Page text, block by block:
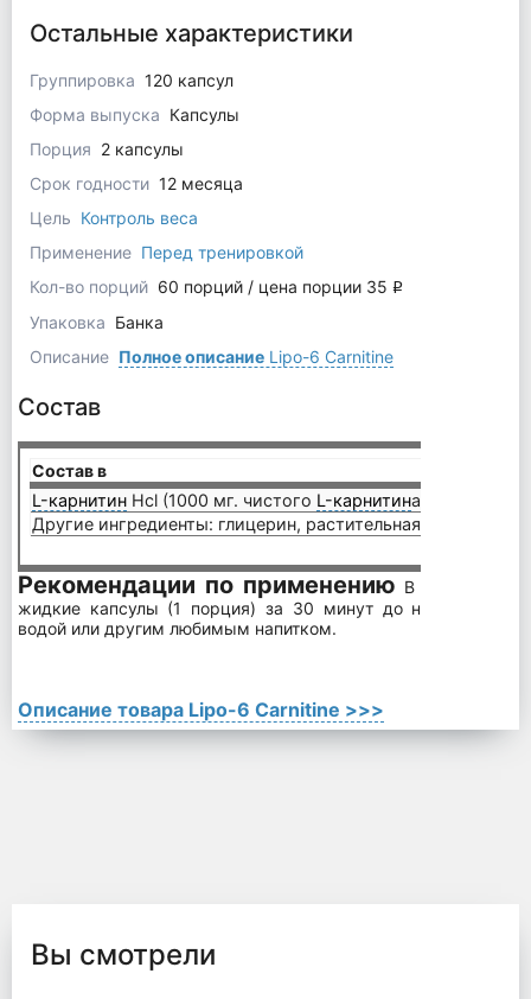
Остальные характеристики
Группировка 120 капсул
Форма выпуска Капсулы
Порция 2 капсулы
Срок годности 12 месяца
Цель Контроль веса
Применение Перед тренировкой
Кол-во порций 60 порций / цена порции 35 q
Упаковка Банка
Описание Полное описаниеLipo-6 Carnitine
Состав
Состав в
L-карнитин Hcl (1000 мг. чистого L-карнитина)
Другие ингредиенты: глицерин, растительная
Рекомендации по применению В
жидкие капсулы (1 порция) за 30 минут до начала
водой или другим любимым напитком.
Описание товара Lipo-6 Carnitine >>>
Вы смотрели